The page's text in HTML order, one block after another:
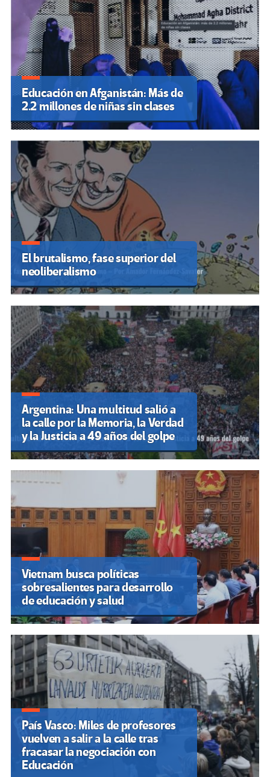
Educación en Afganistán: Más de
2.2 millones de niñas sin clases
El brutalismo, fase superior del
neoliberalismo
Argentina: Una multitud salió a
la calle por la Memoria, la Verdad
y la Justicia a 49 años del golpe
Vietnam busca políticas
sobresalientes para desarrollo
de educación y salud
País Vasco: Miles de profesores
vuelven a salir a la calle tras
fracasar la negociación con
Educación